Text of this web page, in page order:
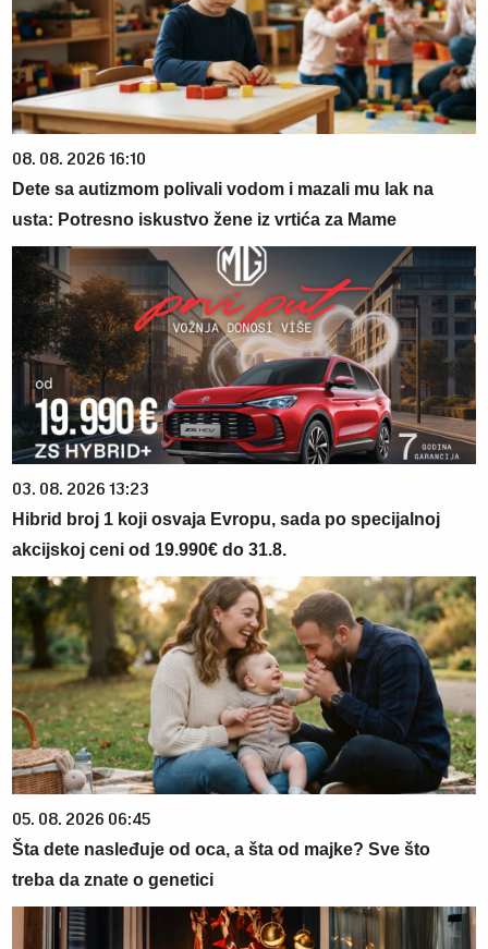
08. 08. 2026 16:10
Dete sa autizmom polivali vodom i mazali mu lak na
usta: Potresno iskustvo žene iz vrtića za Mame
03. 08. 2026 13:23
Hibrid broj 1 koji osvaja Evropu, sada po specijalnoj
akcijskoj ceni od 19.990€ do 31.8.
05. 08. 2026 06:45
Šta dete nasleđuje od oca, a šta od majke? Sve što
treba da znate o genetici